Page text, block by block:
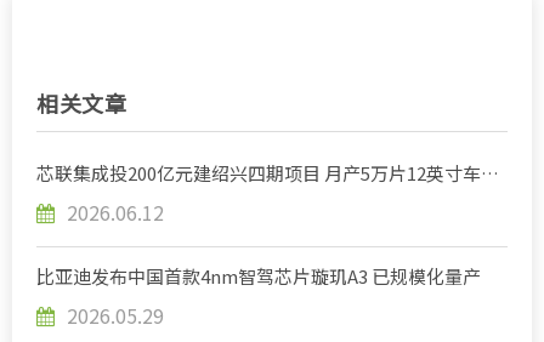
相关文章
芯联集成投200亿元建绍兴四期项目 月产5万片12英寸车规
2026.06.12
比亚迪发布中国首款4nm智驾芯片璇玑A3 已规模化量产
2026.05.29